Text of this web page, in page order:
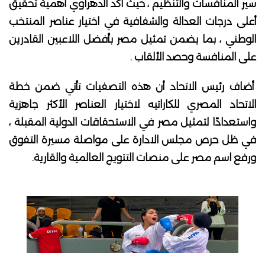
سير المنافسات والتنظيم ، حيث أكد الدهراوي أهمية تحقيق
أعلى درجات العدالة والشفافية في اختيار عناصر المنتخب
الوطني ، بما يضمن تمثيل مصر بأفضل اللاعبين القادرين
على المنافسة وحصد الألقاب .
أضاف رئيس الاتحاد أن هذه التصفيات تأتي ضمن خطة
الاتحاد المصري للكاراتيه لاختيار العناصر الأكثر جاهزية
واستعدادًا لتمثيل مصر في الاستحقاقات الدولية المقبلة ،
في ظل حرص مجلس الادارة على مواصلة مسيرة التفوق
ورفع اسم مصر على منصات التتويج العالمية والقارية.